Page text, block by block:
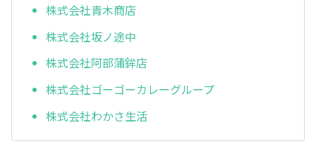
株式会社青木商店
株式会社坂ノ途中
株式会社阿部蒲鉾店
株式会社ゴーゴーカレーグループ
株式会社わかさ生活